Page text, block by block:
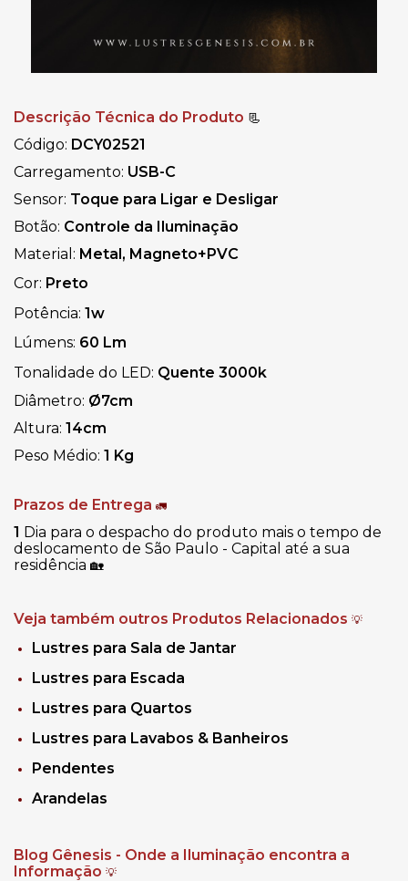
Descrição Técnica do Produto 📃
Código: DCY02521
Carregamento: USB-C
Sensor: Toque para Ligar e Desligar
Botão: Controle da Iluminação
Material: Metal, Magneto+PVC
Cor: Preto
Potência: 1w
Lúmens: 60 Lm
Tonalidade do LED: Quente 3000k
Diâmetro: Ø7cm
Altura: 14cm
Peso Médio: 1 Kg
Prazos de Entrega 🚛
1 Dia para o despacho do produto mais o tempo de
deslocamento de São Paulo - Capital até a sua
residência 🏡
Veja também outros Produtos Relacionados 💡
Lustres para Sala de Jantar
Lustres para Escada
Lustres para Quartos
Lustres para Lavabos & Banheiros
Pendentes
Arandelas
Blog Gênesis - Onde a Iluminação encontra a
Informação 💡